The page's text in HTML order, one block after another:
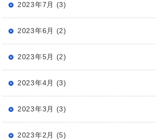
2023年7月 (3)
2023年6月 (2)
2023年5月 (2)
2023年4月 (3)
2023年3月 (3)
2023年2月 (5)